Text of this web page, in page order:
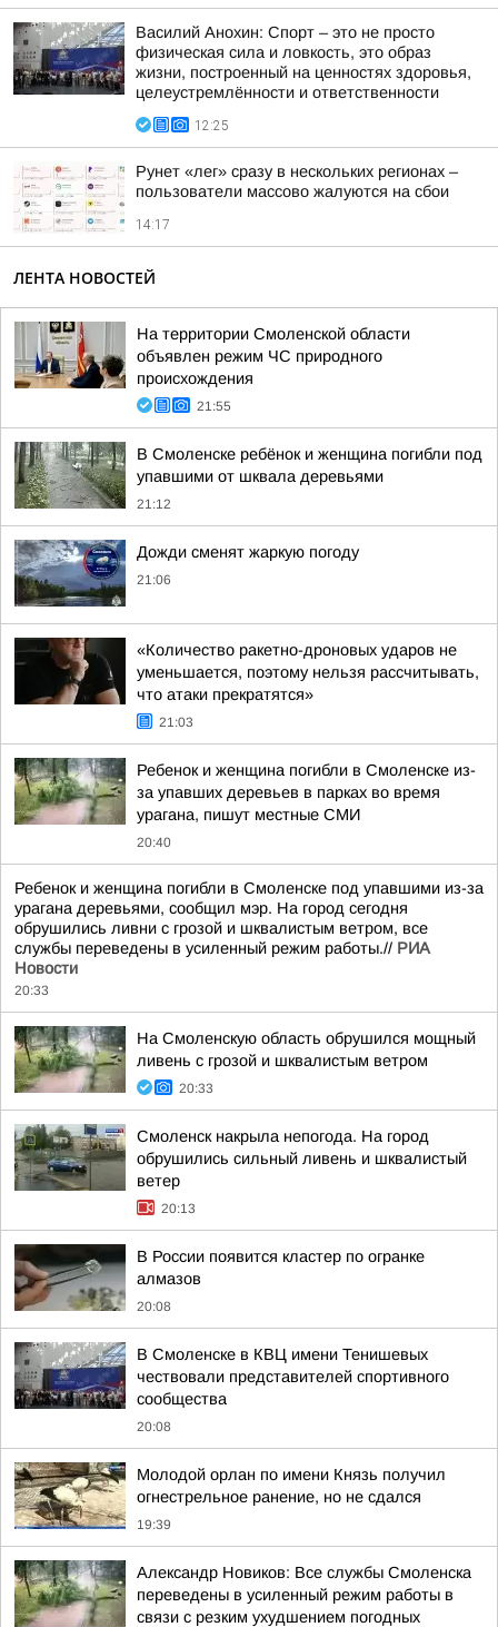
Василий Анохин: Спорт – это не просто
физическая сила и ловкость, это образ
жизни, построенный на ценностях здоровья,
целеустремлённости и ответственности
12:25
Рунет «лег» сразу в нескольких регионах –
пользователи массово жалуются на сбои
14:17
ЛЕНТА НОВОСТЕЙ
На территории Смоленской области
объявлен режим ЧС природного
происхождения
21:55
В Смоленске ребёнок и женщина погибли под
упавшими от шквала деревьями
21:12
Дожди сменят жаркую погоду
21:06
«Количество ракетно-дроновых ударов не
уменьшается, поэтому нельзя рассчитывать,
что атаки прекратятся»
21:03
Ребенок и женщина погибли в Смоленске из-
за упавших деревьев в парках во время
урагана, пишут местные СМИ
20:40
Ребенок и женщина погибли в Смоленске под упавшими из-за
урагана деревьями, сообщил мэр. На город сегодня
обрушились ливни с грозой и шквалистым ветром, все
службы переведены в усиленный режим работы.// РИА
Новости
20:33
На Смоленскую область обрушился мощный
ливень с грозой и шквалистым ветром
20:33
Смоленск накрыла непогода. На город
обрушились сильный ливень и шквалистый
ветер
20:13
В России появится кластер по огранке
алмазов
20:08
В Смоленске в КВЦ имени Тенишевых
чествовали представителей спортивного
сообщества
20:08
Молодой орлан по имени Князь получил
огнестрельное ранение, но не сдался
19:39
Александр Новиков: Все службы Смоленска
переведены в усиленный режим работы в
связи с резким ухудшением погодных